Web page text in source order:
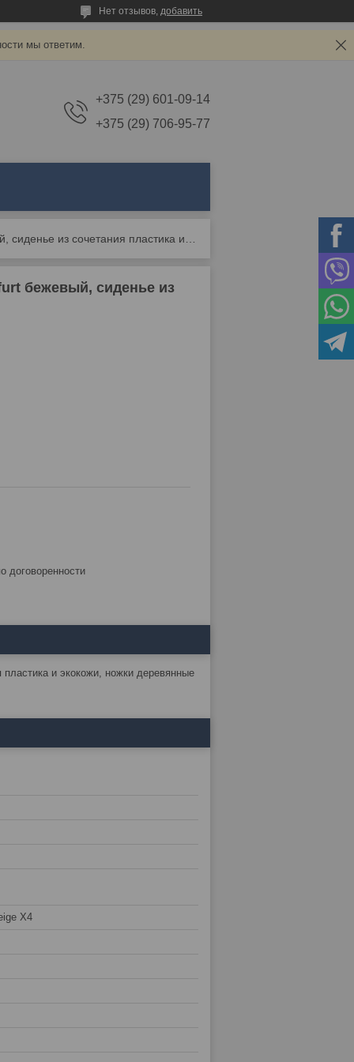
Нет отзывов, добавить
мы ответим.
+375 (29) 601-09-14
+375 (29) 706-95-77
бежевый, сиденье из
договоренности
и экокожи, ножки деревянные
X4